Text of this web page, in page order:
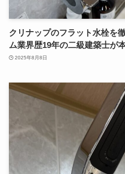
クリナップのフラット水栓を
ム業界歴19年の二級建築士が
2025年8月8日